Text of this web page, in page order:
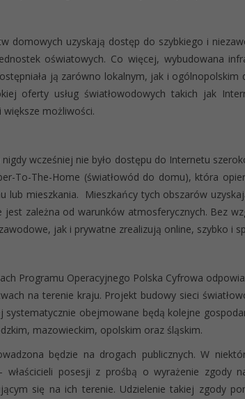
domowych uzyskają dostęp do szybkiego i
oświatowych. Co więcej, wybudowana
ją zarówno lokalnym, jak i ogólnopolskim
oferty usług światłowodowych takich jak
możliwości.
wcześniej nie było dostępu do Internetu
To-The-Home (światłowód do domu), która
lub mieszkania. Mieszkańcy tych obszarów
zależna od warunków atmosferycznych. Bez
jak i prywatne zrealizują online, szybko i
Programu Operacyjnego Polska Cyfrowa
na terenie kraju. Projekt budowy sieci
obejmowane będą kolejne
mazowieckim, opolskim oraz śląskim.
będzie na drogach publicznych. W
posesji z prośbą o wyrażenie zgody
się na ich terenie. Udzielenie takiej zgody